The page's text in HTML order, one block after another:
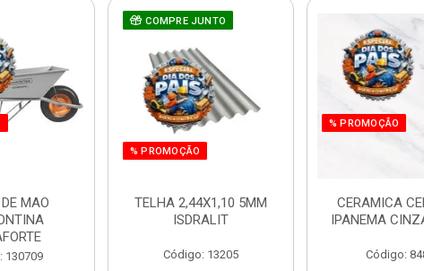
MAO
130709
COMPRE JUNTO
% PROMOÇÃO
TELHA 2,44X1,10 5MM
ISDRALIT
Código: 13205
% PROMOÇÃO
CERAMICA
IPANEMA
Código: